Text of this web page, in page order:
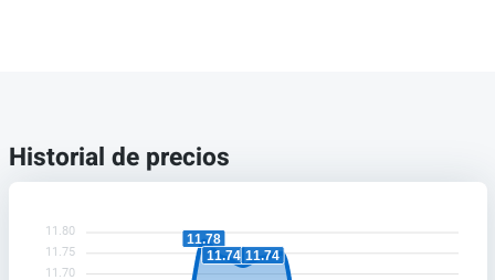
Historial de precios
11.80
11.75
11.70
11.78
11.74 11.74